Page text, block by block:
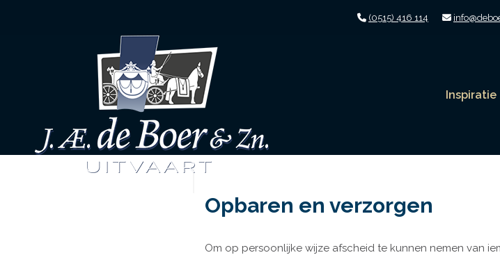
(0515) 416 114
Inspiratie
Opbaren en verzorgen
Om op persoonlijke wijze afscheid te kunnen nemen van